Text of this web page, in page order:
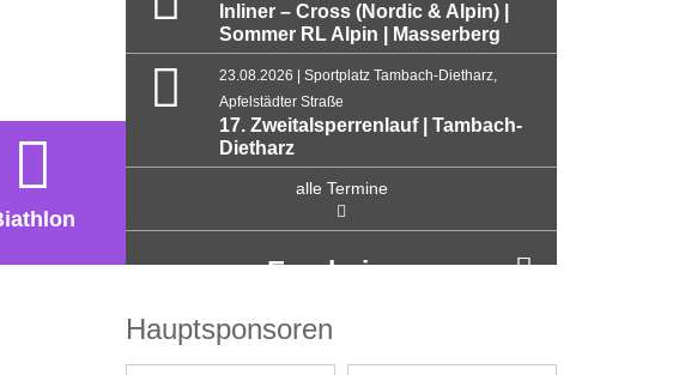
Inliner – Cross (Nordic & Alpin) |
Sommer RL Alpin | Masserberg
23.08.2026 | Sportplatz Tambach-Dietharz,
Apfelstädter Straße
17. Zweitalsperrenlauf | Tambach-
Dietharz
alle Termine
Ergebnisse
Hauptsponsoren